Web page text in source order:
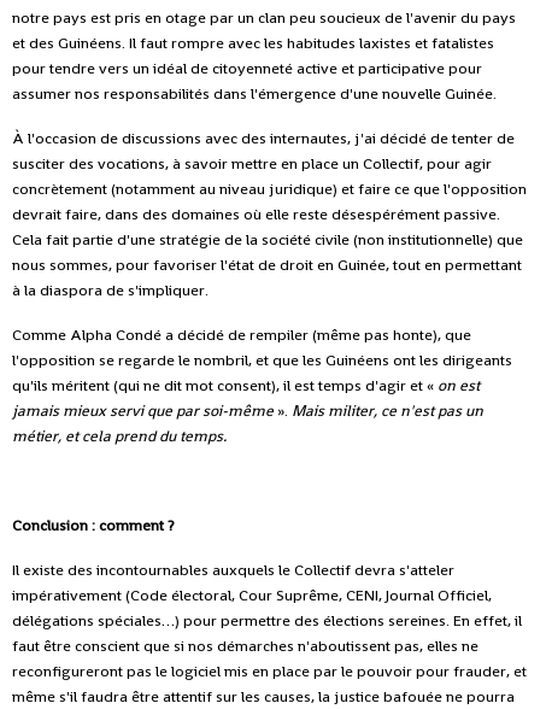
notre pays est pris en otage par un clan peu soucieux de l'avenir du pays
et des Guinéens. Il faut rompre avec les habitudes laxistes et fatalistes
pour tendre vers un idéal de citoyenneté active et participative pour
assumer nos responsabilités dans l'émergence d'une nouvelle Guinée.
À l'occasion de discussions avec des internautes, j'ai décidé de tenter de
susciter des vocations, à savoir mettre en place un Collectif, pour agir
concrètement (notamment au niveau juridique) et faire ce que l'opposition
devrait faire, dans des domaines où elle reste désespérément passive.
Cela fait partie d'une stratégie de la société civile (non institutionnelle) que
nous sommes, pour favoriser l'état de droit en Guinée, tout en permettant
à la diaspora de s'impliquer.
Comme Alpha Condé a décidé de rempiler (même pas honte), que
l'opposition se regarde le nombril, et que les Guinéens ont les dirigeants
qu'ils méritent (qui ne dit mot consent), il est temps d'agir et « on est
jamais mieux servi que par soi-même ». Mais militer, ce n'est pas un
métier, et cela prend du temps.
Conclusion : comment ?
Il existe des incontournables auxquels le Collectif devra s'atteler
impérativement (Code électoral, Cour Suprême, CENI, Journal Officiel,
délégations spéciales…) pour permettre des élections sereines. En effet, il
faut être conscient que si nos démarches n'aboutissent pas, elles ne
reconfigureront pas le logiciel mis en place par le pouvoir pour frauder, et
même s'il faudra être attentif sur les causes, la justice bafouée ne pourra